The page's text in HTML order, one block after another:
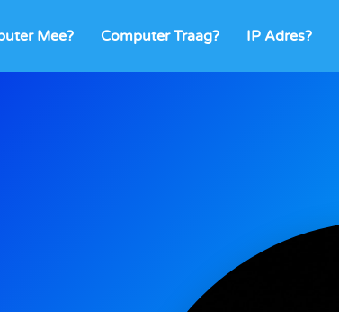
Mee? Computer Traag? IP Adres?